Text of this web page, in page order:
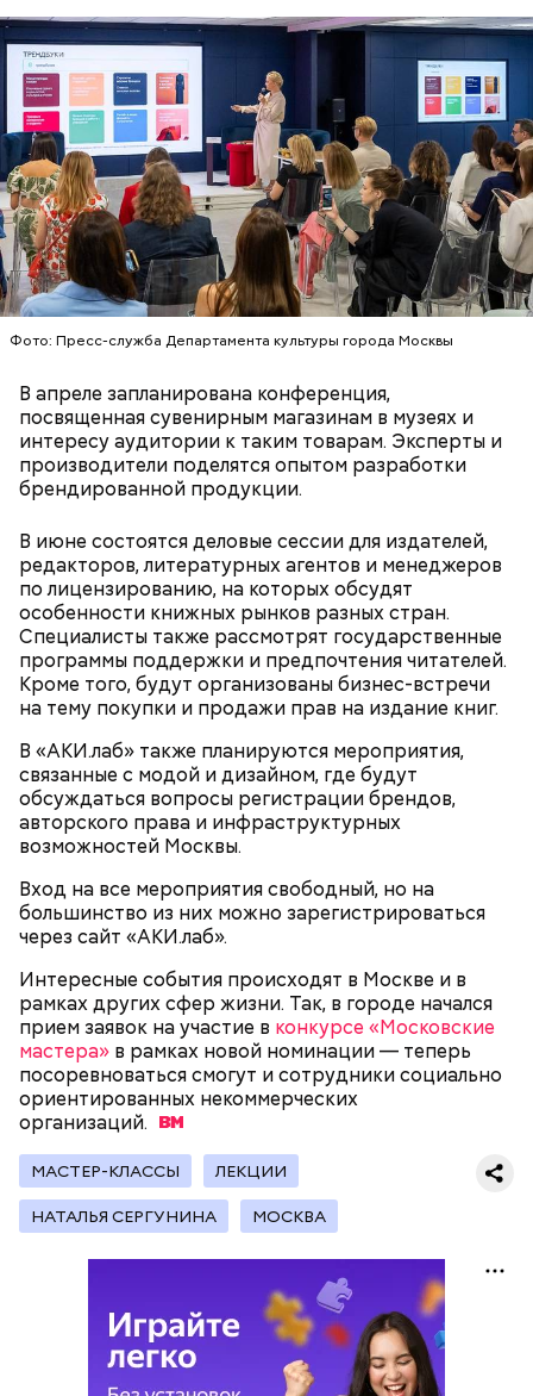
Фото: Пресс-служба Департамента культуры города Москвы
В апреле запланирована конференция,
посвященная сувенирным магазинам в музеях и
интересу аудитории к таким товарам. Эксперты и
производители поделятся опытом разработки
брендированной продукции.
В июне состоятся деловые сессии для издателей,
редакторов, литературных агентов и менеджеров
по лицензированию, на которых обсудят
особенности книжных рынков разных стран.
Специалисты также рассмотрят государственные
программы поддержки и предпочтения читателей.
Кроме того, будут организованы бизнес-встречи
на тему покупки и продажи прав на издание книг.
В «АКИ.лаб» также планируются мероприятия,
связанные с модой и дизайном, где будут
обсуждаться вопросы регистрации брендов,
авторского права и инфраструктурных
возможностей Москвы.
Вход на все мероприятия свободный, но на
большинство из них можно зарегистрироваться
через сайт «АКИ.лаб».
Интересные события происходят в Москве и в
рамках других сфер жизни. Так, в городе начался
прием заявок на участие в конкурсе «Московские
мастера» в рамках новой номинации — теперь
посоревноваться смогут и сотрудники социально
ориентированных некоммерческих
организаций.
МАСТЕР-КЛАССЫ ЛЕКЦИИ
НАТАЛЬЯ СЕРГУНИНА МОСКВА
В настоящее время велоинфраструктура «Зеленого
кольца» реализована в пяти округах города,
— Маршрут затрагивает востребованные улицы
районов. Таким образом, жители разных районов
смогут как отдыхать, так и ездить по делам по
Фото: Shutterstock
Где проходит
стал прототипом жилища Мастера. Но согласно
самой популярной — это подвал дома № 9, что в
Мансуровском переулке. Здесь жили друзья
Булгакова — братья Топлениновы. Писатель часто
приходил к ним в гости и работал над «Мастером и
Маргаритой».
Небольшой деревянный дом построили в начале
XIX века, предположительно, в 1830 годах. В здании
есть полуподвальный этаж, который обустроен
под жилое помещение.
«Кинематографическая лужа»:
булгаковед — о новой
экранизации «Мастера и
Маргариты»
Большой Гнездниковский переулок
Метароман не для всех: чем
удивит новая экранизация
«Мастера и Маргариты»